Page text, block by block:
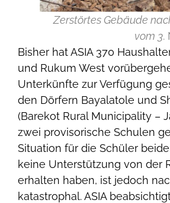
Zerstörtes Gebäude
vom 3.
Bisher hat ASIA 370
und Rukum West
Unterkünfte zur Verfügung
den Dörfern Bayalatole und
(Barekot Rural Municipality –
zwei provisorische Schulen
Situation für die Schüler
keine Unterstützung von der
erhalten haben, ist jedoch
katastrophal. ASIA